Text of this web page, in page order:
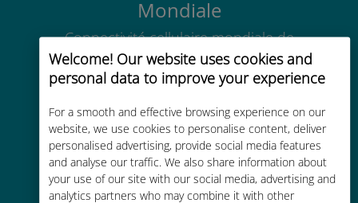
Welcome! Our website uses cookies and
personal data to improve your experience
For a smooth and effective browsing experience on our
website, we use cookies to personalise content, deliver
personalised advertising, provide social media features
and analyse our traffic. We also share information about
your use of our site with our social media, advertising and
analytics partners who may combine it with other
Mondiale
Connectivité cellulaire mondiale de
haute qualité dans plus de
200 destinations
Économique